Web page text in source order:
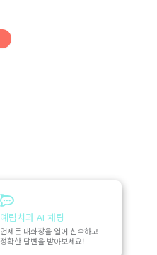
예림치과 AI 채팅
언제든 대화창을 열어 신속하고
정확한 답변을 받아보세요!